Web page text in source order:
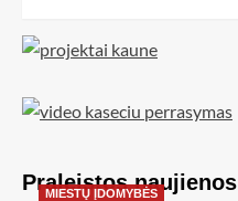
Praleistos naujienos
MIESTŲ ĮDOMYBĖS